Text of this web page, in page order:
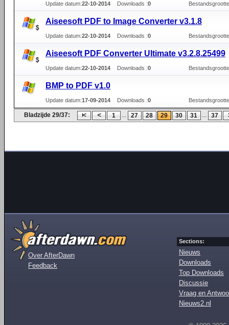
Update datum:22-10-2014 Downloads :0
Aiseesoft PDF to Image Converter v3.1.8
Update datum:22-10-2014 Downloads :0
Aiseesoft PDF Converter Ultimate v3.2.8.25499
Update datum:22-10-2014 Downloads :0
BMP to PDF v1.0
Update datum:17-09-2014 Downloads :0
Bladzijde 29/37: 1 ... 27 28 29 30 31 ... 37
Over AfterDawn
Feedback
Sections:
Nieuws
Downloads
Top Downloads
Discussie
Vraag en
Nieuws2.nl